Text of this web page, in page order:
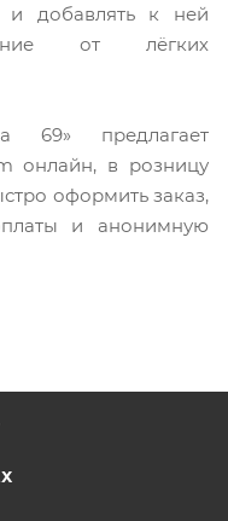
и добавлять к ней
от лёгких
69» предлагает
онлайн, в розницу
оформить заказ,
и анонимную